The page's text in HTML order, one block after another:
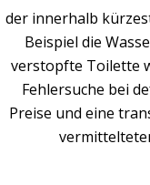
der innerhalb
Beispiel die
verstopfte Toilette
Fehlersuche bei
Preise und eine